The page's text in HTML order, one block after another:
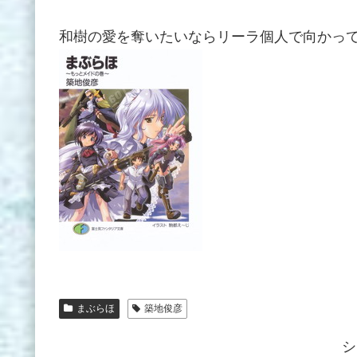
和樹の愛を奪いたいならリーラ個人で向かっ
まぶらほ 築地俊彦